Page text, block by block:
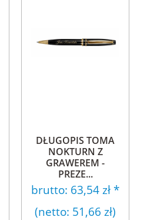
DŁUGOPIS TOMA
NOKTURN Z
GRAWEREM -
PREZE...
brutto: 63,54 zł *
(netto: 51,66 zł)